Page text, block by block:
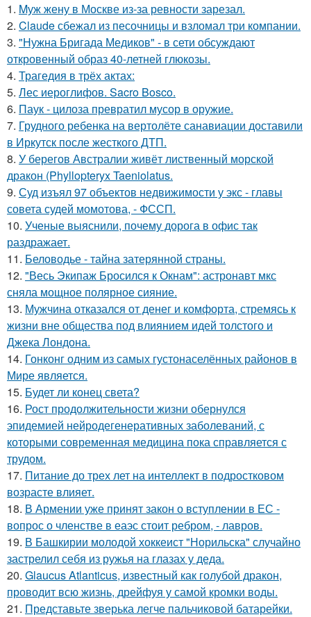
1. Mуж жену в Москве из-за ревности зарезал.
2. Claude сбежал из песочницы и взломал три компании.
3. "Нужна Бригада Медиков" - в сети обсуждают
откровенный образ 40-летней глюкозы.
4. Трагедия в трёх актах:
5. Лес иероглифов. Sacro Bosco.
6. Паук - цилоза превратил мусор в оружие.
7. Грудного ребенка на вертолёте санавиации доставили
в Иркутск после жесткого ДТП.
8. У берегов Австралии живёт лиственный морской
дракон (Phyllopteryx Taeniolatus.
9. Суд изъял 97 объектов недвижимости у экс - главы
совета судей момотова, - ФССП.
10. Ученые выяснили, почему дорога в офис так
раздражает.
11. Беловодье - тайна затерянной страны.
12. "Весь Экипаж Бросился к Окнам": астронавт мкс
сняла мощное полярное сияние.
13. Мужчина отказался от денег и комфорта, стремясь к
жизни вне общества под влиянием идей толстого и
Джека Лондона.
14. Гонконг одним из самых густонаселённых районов в
Мире является.
15. Будет ли конец света?
16. Рост продолжительности жизни обернулся
эпидемией нейродегенеративных заболеваний, с
которыми современная медицина пока справляется с
трудом.
17. Питание до трех лет на интеллект в подростковом
возрасте влияет.
18. В Армении уже принят закон о вступлении в ЕС -
вопрос о членстве в еаэс стоит ребром, - лавров.
19. В Башкирии молодой хоккеист "Норильска" случайно
застрелил себя из ружья на глазах у деда.
20. Glaucus Atlanticus, известный как голубой дракон,
проводит всю жизнь, дрейфуя у самой кромки воды.
21. Представьте зверька легче пальчиковой батарейки.